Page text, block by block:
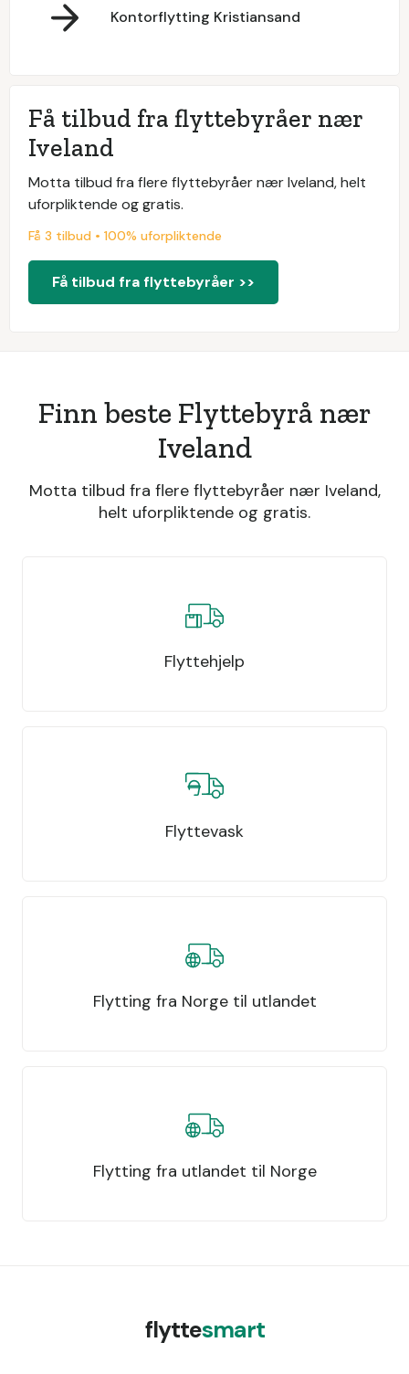
Kontorflytting Kristiansand
Få tilbud fra flyttebyråer nær
Iveland
Motta tilbud fra flere flyttebyråer nær Iveland, helt
uforpliktende og gratis.
Få 3 tilbud • 100% uforpliktende
Få tilbud fra flyttebyråer >>
Finn beste Flyttebyrå nær
Iveland
Motta tilbud fra flere flyttebyråer nær Iveland,
helt uforpliktende og gratis.
Flyttehjelp
Flyttevask
Flytting fra Norge til utlandet
Flytting fra utlandet til Norge
flyttesmart